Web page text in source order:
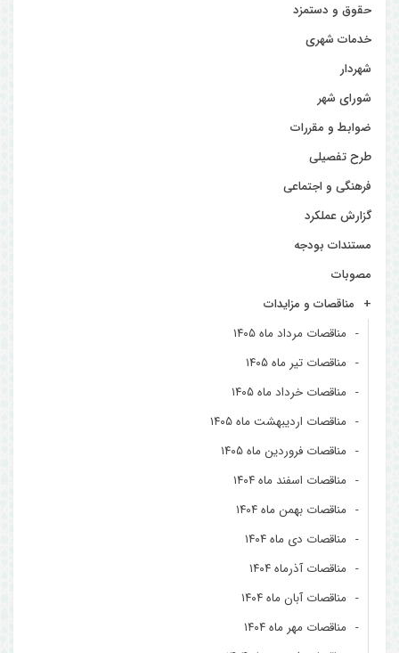
حقوق و دستمزد
خدمات شهری
شهردار
شورای شهر
ضوابط و مقررات
طرح تفصیلی
فرهنگی و اجتماعی
گزارش عملکرد
مستندات بودجه
مصوبات
مناقصات و مزایدات
مناقصات مرداد ماه ۱۴۰۵
مناقصات تیر ماه ۱۴۰۵
مناقصات خرداد ماه ۱۴۰۵
مناقصات اردیبهشت ماه ۱۴۰۵
مناقصات فروردین ماه ۱۴۰۵
مناقصات اسفند ماه ۱۴۰۴
مناقصات بهمن ماه ۱۴۰۴
مناقصات دی ماه ۱۴۰۴
مناقصات آذرماه ۱۴۰۴
مناقصات آبان ماه ۱۴۰۴
مناقصات مهر ماه ۱۴۰۴